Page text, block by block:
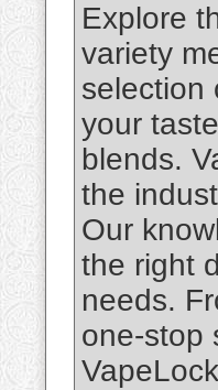
Explore
variety
selection
your
blends.
the
Our
the right
needs.
one-stop